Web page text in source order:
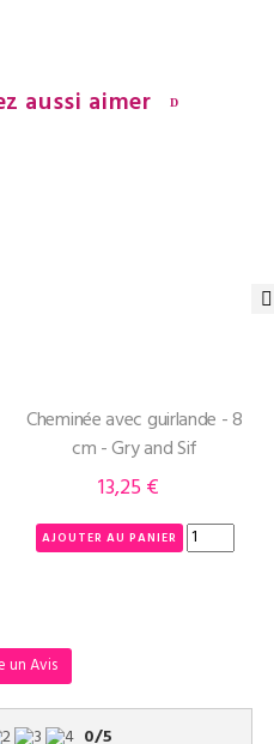
aussi aimer
Cheminée avec guirlande - 8
cm - Gry and Sif
Prix
13,25 €
AJOUTER AU PANIER
un Avis
0/5